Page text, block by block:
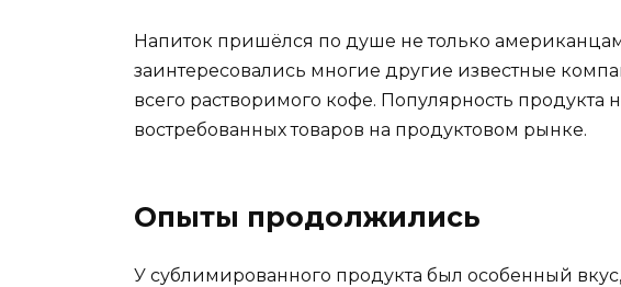
Напиток пришёлся по душе не только
заинтересовались многие другие известные
всего растворимого кофе. Популярность
востребованных товаров на продуктовом рынке.
Опыты продолжились
У сублимированного продукта был особенный